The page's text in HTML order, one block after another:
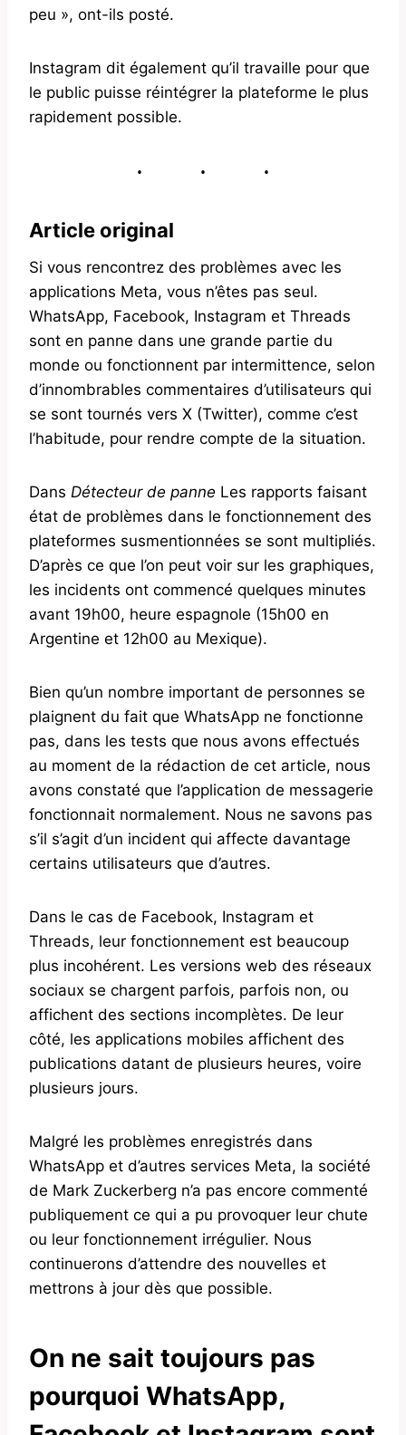
peu », ont-ils posté.
Instagram dit également qu’il travaille pour que
le public puisse réintégrer la plateforme le plus
rapidement possible.
Article original
Si vous rencontrez des problèmes avec les
applications Meta, vous n’êtes pas seul.
WhatsApp, Facebook, Instagram et Threads
sont en panne dans une grande partie du
monde ou fonctionnent par intermittence, selon
d’innombrables commentaires d’utilisateurs qui
se sont tournés vers X (Twitter), comme c’est
l’habitude, pour rendre compte de la situation.
Dans Détecteur de panne Les rapports faisant
état de problèmes dans le fonctionnement des
plateformes susmentionnées se sont multipliés.
D’après ce que l’on peut voir sur les graphiques,
les incidents ont commencé quelques minutes
avant 19h00, heure espagnole (15h00 en
Argentine et 12h00 au Mexique).
Bien qu’un nombre important de personnes se
plaignent du fait que WhatsApp ne fonctionne
pas, dans les tests que nous avons effectués
au moment de la rédaction de cet article, nous
avons constaté que l’application de messagerie
fonctionnait normalement. Nous ne savons pas
s’il s’agit d’un incident qui affecte davantage
certains utilisateurs que d’autres.
Dans le cas de Facebook, Instagram et
Threads, leur fonctionnement est beaucoup
plus incohérent. Les versions web des réseaux
sociaux se chargent parfois, parfois non, ou
affichent des sections incomplètes. De leur
côté, les applications mobiles affichent des
publications datant de plusieurs heures, voire
plusieurs jours.
Malgré les problèmes enregistrés dans
WhatsApp et d’autres services Meta, la société
de Mark Zuckerberg n’a pas encore commenté
publiquement ce qui a pu provoquer leur chute
ou leur fonctionnement irrégulier. Nous
continuerons d’attendre des nouvelles et
mettrons à jour dès que possible.
On ne sait toujours pas
pourquoi WhatsApp,